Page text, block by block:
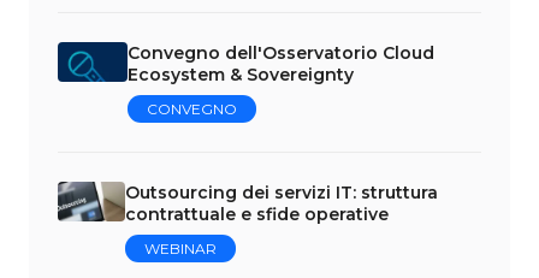
Convegno dell'Osservatorio Cloud
Ecosystem & Sovereignty
CONVEGNO
Outsourcing dei servizi IT: struttura
contrattuale e sfide operative
WEBINAR